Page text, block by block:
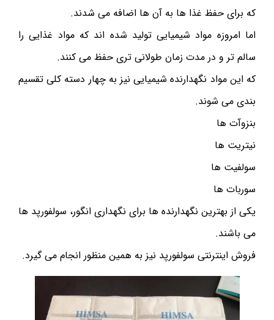
که برای حفظ غذا ها به آن ها اضافه می شدند.
اما امروزه مواد شیمیایی تولید شده اند که مواد غذایی را
سالم تر و در مدت زمان طولانی تری حفظ می کنند.
که این مواد نگهدارنده شیمیایی نیز به چهار دسته کلی تقسیم
بندی می شوند.
بنزوآت ها
نیتریت ها
سولفیت ها
سوربات ها
یکی از بهترین نگهدارنده ها برای نگهداری انگور، سولفورپد ها
می باشند.
فروش اینترنتی سولفورپد نیز به همین منظور انجام می گیرد.